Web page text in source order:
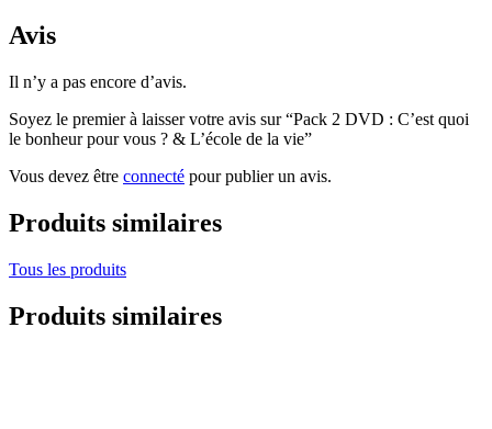
Avis
Il n’y a pas encore d’avis.
Soyez le premier à laisser votre avis sur “Pack 2 DVD : C’est quoi
le bonheur pour vous ? & L’école de la vie”
Vous devez être connecté pour publier un avis.
Produits similaires
Tous les produits
Produits similaires